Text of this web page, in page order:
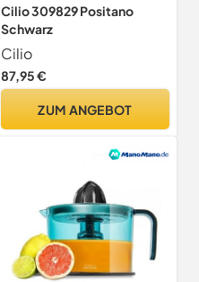
Cilio 309829 Positano
Schwarz
Cilio
87,95 €
ZUM ANGEBOT